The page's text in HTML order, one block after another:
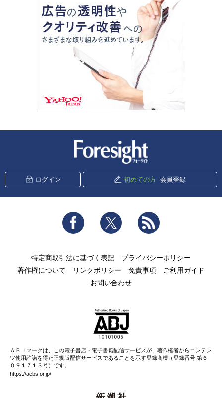
ログイン 初めての方 会員登録
Facebook Twitter
特定商取引法に基づく表記
プライバシーポリシー
著作権について
リンクポリシー 免責事項
ご利用ガイド
お問い合わせ
ＡＢＪマークは、この電子書店・電子書籍配信サービスが、著作権者からコンテン
ツ使用許諾を得た正規版配信サービスであることを示す登録商標（登録番号 第６
０９１７１３号）です。
https://aebs.or.jp/